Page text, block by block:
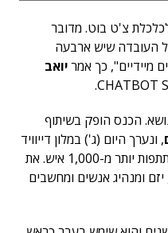
צ'ט בוט. מדובר
העובדה שיש ארבעה
מיידיים", כך אמריואב
הכנס הופק בשיתוף
, ונערך היום (ג') במלון דייוויד
אינטרקונטיננטל בתל אביב, בהשתתפות יותר מ-1,000 איש. את
יזם ומנהיג אנשים ומחשבים